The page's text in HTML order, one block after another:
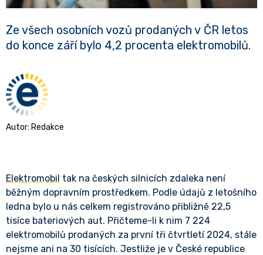
Ze všech osobních vozů prodaných v ČR letos
do konce září bylo 4,2 procenta elektromobilů.
Autor: Redakce
Elektromobil tak na českých silnicích zdaleka není
běžným dopravním prostředkem. Podle údajů z letošního
ledna bylo u nás celkem registrováno přibližně 22,5
tisíce bateriových aut. Přičteme-li k nim 7 224
elektromobilů prodaných za první tři čtvrtletí 2024, stále
nejsme ani na 30 tisících. Jestliže je v České republice